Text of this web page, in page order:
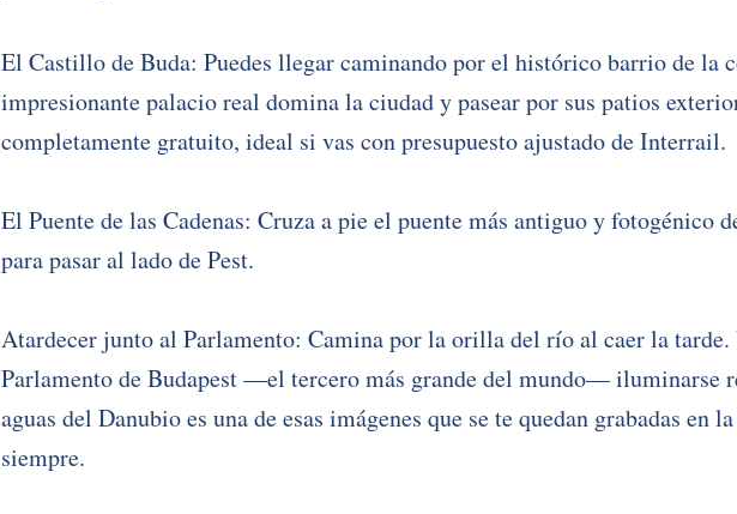
El Castillo de Buda: Puedes llegar caminando por el histórico barrio de la
impresionante palacio real domina la ciudad y pasear por sus patios
completamente gratuito, ideal si vas con presupuesto ajustado de Interrail.
El Puente de las Cadenas: Cruza a pie el puente más antiguo y fotogénico
para pasar al lado de Pest.
Atardecer junto al Parlamento: Camina por la orilla del río al caer la tarde.
Parlamento de Budapest —el tercero más grande del mundo— iluminarse
aguas del Danubio es una de esas imágenes que se te quedan grabadas en
siempre.